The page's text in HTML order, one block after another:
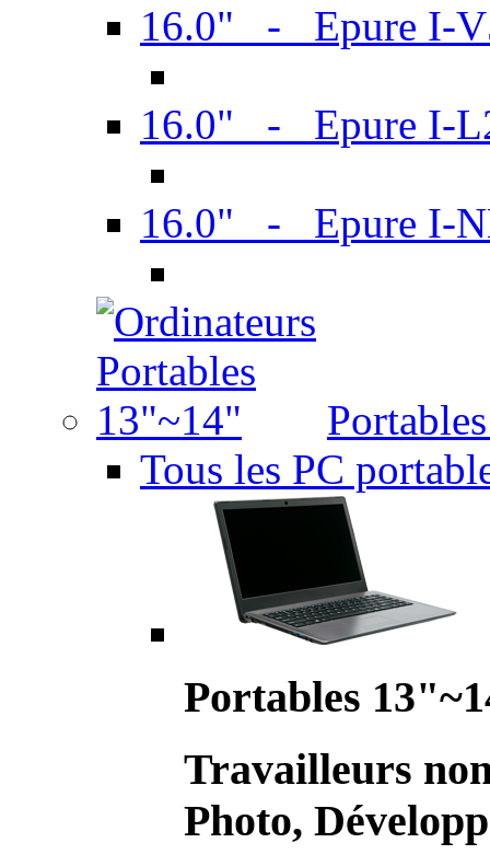
16.0" - Epure I-
16.0" - Epure I-
16.0" - Epure I-
Tous les PC
Portables
Travailleurs
Photo,